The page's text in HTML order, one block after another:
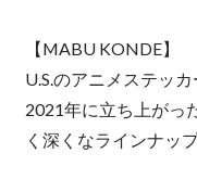
【MABU KONDE】
U.S.のアニメステッカ
2021年に立ち上がっ
く深くなラインナッ